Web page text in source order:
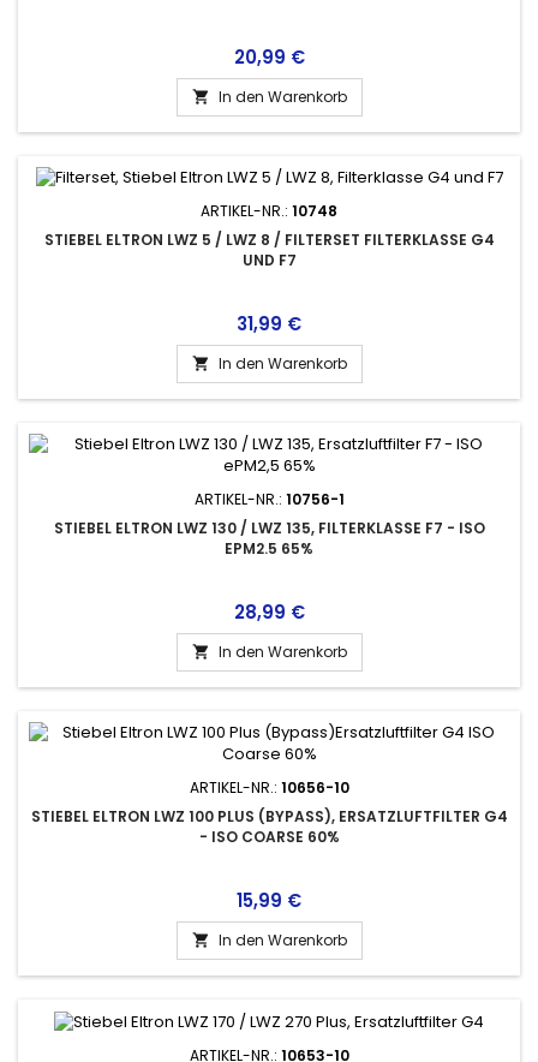
Preis
20,99 €
 In den Warenkorb
ARTIKEL-NR.: 10748
STIEBEL ELTRON LWZ 5 / LWZ 8 / FILTERSET FILTERKLASSE G4
UND F7
Preis
31,99 €
 In den Warenkorb
ARTIKEL-NR.: 10756-1
STIEBEL ELTRON LWZ 130 / LWZ 135, FILTERKLASSE F7 - ISO
EPM2.5 65%
Preis
28,99 €
 In den Warenkorb
ARTIKEL-NR.: 10656-10
STIEBEL ELTRON LWZ 100 PLUS (BYPASS), ERSATZLUFTFILTER G4
- ISO COARSE 60%
Preis
15,99 €
 In den Warenkorb
ARTIKEL-NR.: 10653-10